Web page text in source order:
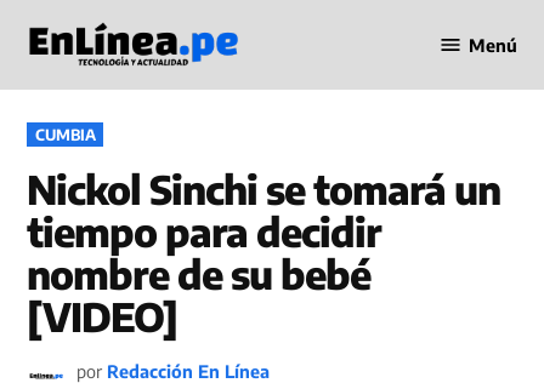
contenido
en Línea
Menú
PUBLICADO
EN
CUMBIA
Nickol Sinchi se tomará un
tiempo para decidir
nombre de su bebé
[VIDEO]
por Redacción En Línea